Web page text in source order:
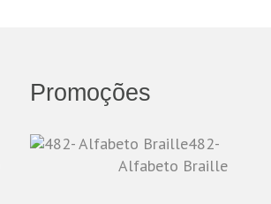
Promoções
482-
Alfabeto Braille